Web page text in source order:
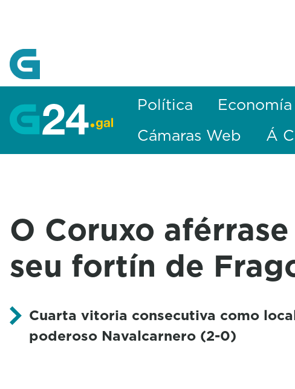
Política Economía
Cámaras Web
Á
O Coruxo
seu fortín de
Cuarta vitoria consecutiva como
poderoso Navalcarnero (2-0)